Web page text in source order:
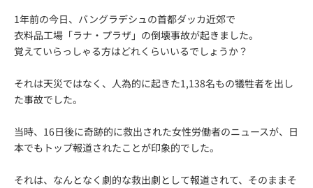
1年前の今日、バングラデシュの首都ダッカ近郊で
衣料品工場「ラナ・プラザ」の倒壊事故が起きました。
覚えていらっしゃる方はどれくらいいるでしょうか？
それは天災ではなく、人為的に起きた1,138名もの犠牲者を出し
た事故でした。
当時、16日後に奇跡的に救出された女性労働者のニュースが、日
本でもトップ報道されたことが印象的でした。
それは、なんとなく劇的な救出劇として報道されて、そのままそ